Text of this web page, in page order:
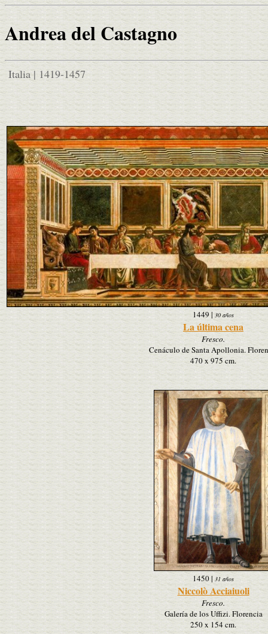
Andrea del Castagno
Italia | 1419-1457
1449|30 años
La última cena
Fresco.
Cenáculo de Santa Apollonia.
470 x 975 cm.
1450| 31 años
Niccolò Acciaiuoli
Fresco.
Galería de los Uffizi. Florencia
250 x 154 cm.